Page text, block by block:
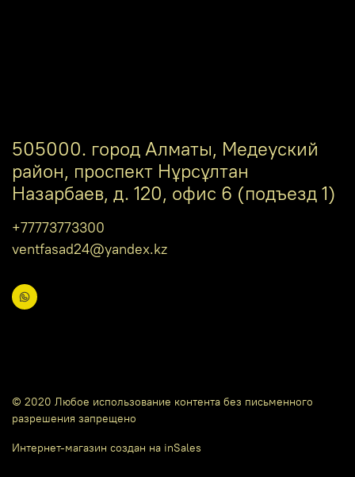
505000. город Алматы, Медеуский
район, проспект Нұрсұлтан
Назарбаев, д. 120, офис 6 (подъезд 1)
+77773773300
ventfasad24@yandex.kz
© 2020 Любое использование контента без письменного
разрешения запрещено
Интернет-магазин создан на inSales